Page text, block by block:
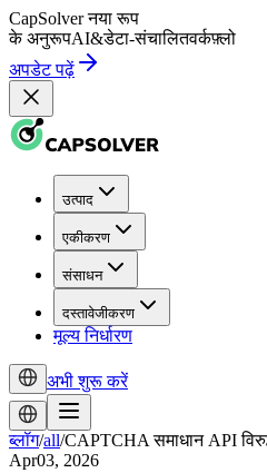
CapSolver नया रूप
के अनुरूपAI&डेटा-संचालितवर्कफ़्लो
अपडेट पढ़ें
उत्पाद
एकीकरण
संसाधन
दस्तावेजीकरण
मूल्य निर्धारण
अभी शुरू करें
ब्लॉग/all/CAPTCHA समाधान API
Apr03, 2026